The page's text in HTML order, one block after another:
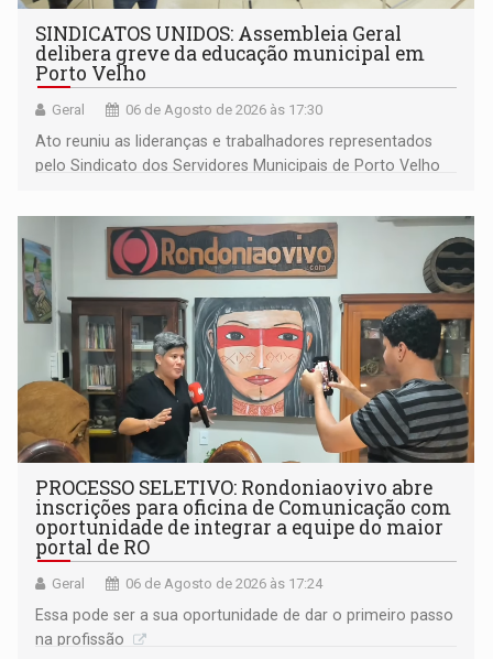
SINDICATOS UNIDOS: Assembleia Geral
delibera greve da educação municipal em
Porto Velho
Geral 06 de Agosto de 2026 às 17:30
Ato reuniu as lideranças e trabalhadores representados
pelo Sindicato dos Servidores Municipais de Porto Velho
PROCESSO SELETIVO: Rondoniaovivo abre
inscrições para oficina de Comunicação com
oportunidade de integrar a equipe do maior
portal de RO
Geral 06 de Agosto de 2026 às 17:24
Essa pode ser a sua oportunidade de dar o primeiro passo
na profissão